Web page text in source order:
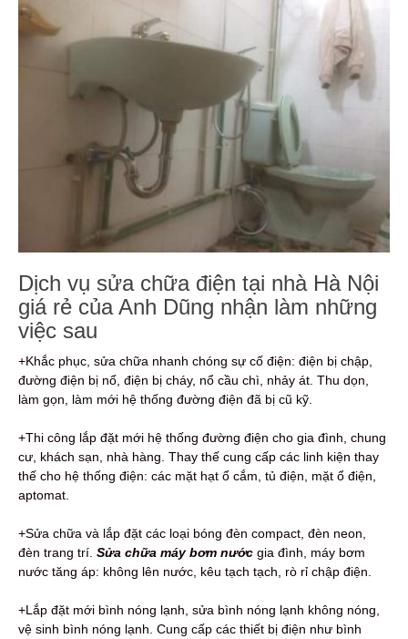
Dịch vụ sửa chữa điện tại nhà Hà Nội
giá rẻ của Anh Dũng nhận làm những
việc sau
+Khắc phục, sửa chữa nhanh chóng sự cố điện: điện bị chập,
đường điện bị nổ, điện bị cháy, nổ cầu chì, nhảy át. Thu dọn,
làm gọn, làm mới hệ thống đường điện đã bị cũ kỹ.
+Thi công lắp đặt mới hệ thống đường điện cho gia đình, chung
cư, khách sạn, nhà hàng. Thay thế cung cấp các linh kiện thay
thế cho hệ thống điện: các mặt hạt ổ cắm, tủ điện, mặt ổ điện,
aptomat.
+Sửa chữa và lắp đặt các loại bóng đèn compact, đèn neon,
đèn trang trí. Sửa chữa máy bơm nước gia đình, máy bơm
nước tăng áp: không lên nước, kêu tạch tạch, rò rỉ chập điện.
+Lắp đặt mới bình nóng lạnh, sửa bình nóng lạnh không nóng,
vệ sinh bình nóng lạnh. Cung cấp các thiết bị điện như bình